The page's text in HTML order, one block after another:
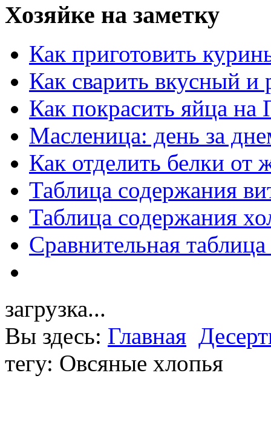
Хозяйке на заметку
Как приготовить
Как сварить вкусный и
Как покрасить яйца на
Масленица: день за
Как отделить белки от
Таблица содержания
Таблица содержания
Сравнительная
загрузка...
Вы здесь: Главная
тегу: Овсяные хлопья